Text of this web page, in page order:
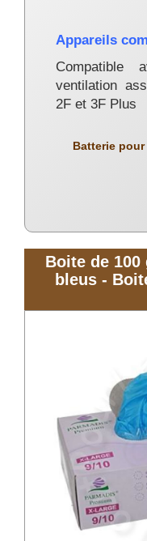
Appareils
Compatible
ventilation
2F et 3F Plus
Batterie
Boite de
bleus -